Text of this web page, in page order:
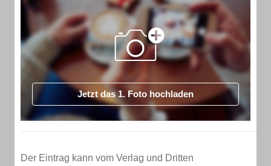
Jetzt das 1. Foto hochladen
Der Eintrag kann vom Verlag und Dritten